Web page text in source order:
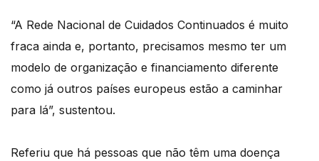
“A Rede Nacional de Cuidados Continuados é muito
fraca ainda e, portanto, precisamos mesmo ter um
modelo de organização e financiamento diferente
como já outros países europeus estão a caminhar
para lá”, sustentou.
Referiu que há pessoas que não têm uma doença